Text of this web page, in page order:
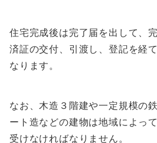
住宅完成後は完了届を出して、
済証の交付、引渡し、登記を経
なります。
なお、木造３階建や一定規模の
ート造などの建物は地域によっ
受けなければなりません。